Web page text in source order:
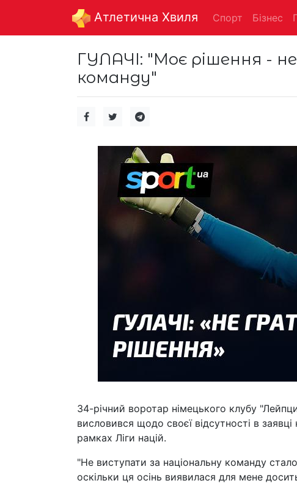
Aтлетична Хвиля Спорт Бізнес
ГУЛАЧІ: "Моє рішення -
команду"
34-річний воротар німецького клубу
висловився щодо своєї відсутності в
рамках Ліги націй.
"Не виступати за національну команду
оскільки ця осінь виявилася для мене